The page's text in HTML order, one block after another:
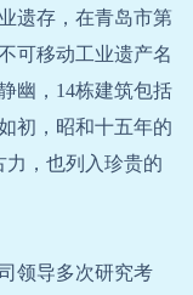
遗存，在青岛市第
可移动工业遗产名
幽，14栋建筑包括
初，昭和十五年的
力，也列入珍贵的
领导多次研究考